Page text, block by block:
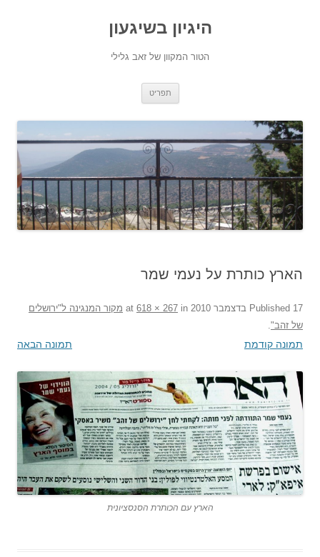
היגיון בשיגעון
הטור המקוון של זאב גלילי
תפריט
הארץ כותרת על נעמי שמר
Published 17 בדצמבר 2010 618 × 267 in
מקור המנגינה ל"ירושלים
של זהב"
תמונה קודמת תמונה הבאה
הארץ עם הכותרת הסנסציונית